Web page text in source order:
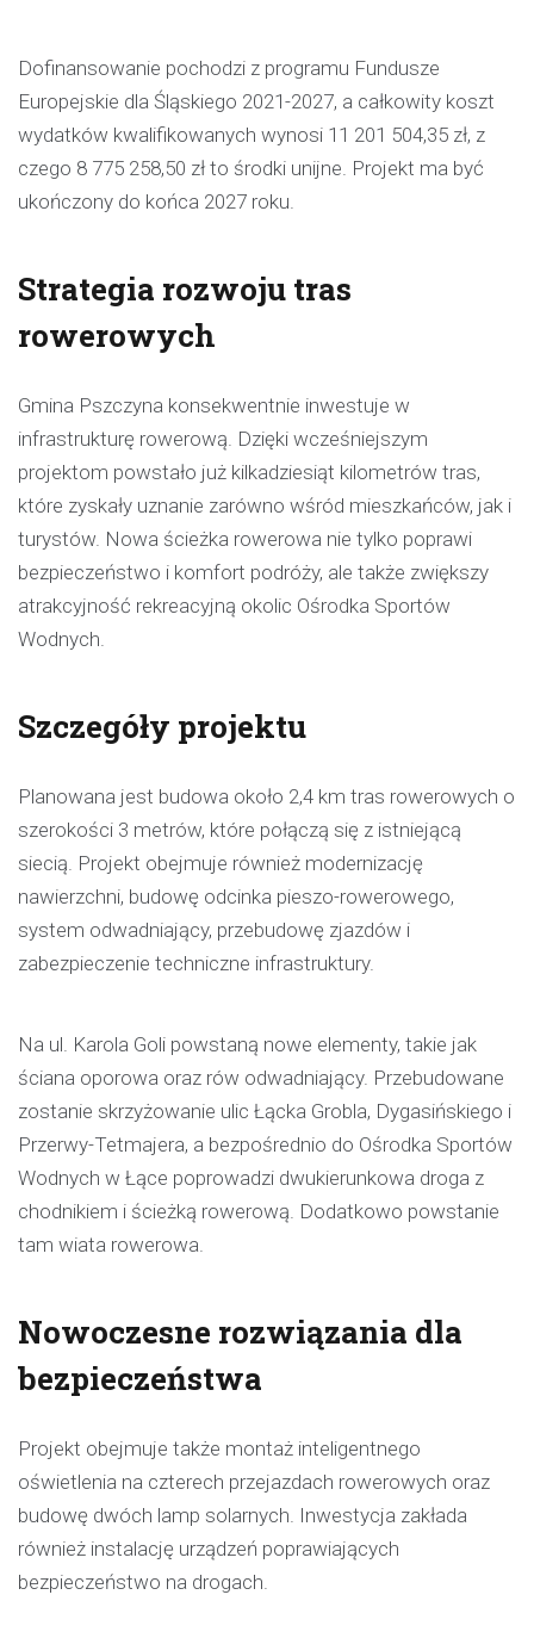
Dofinansowanie pochodzi z programu Fundusze
Europejskie dla Śląskiego 2021-2027, a całkowity koszt
wydatków kwalifikowanych wynosi 11 201 504,35 zł, z
czego 8 775 258,50 zł to środki unijne. Projekt ma być
ukończony do końca 2027 roku.
Strategia rozwoju tras
rowerowych
Gmina Pszczyna konsekwentnie inwestuje w
infrastrukturę rowerową. Dzięki wcześniejszym
projektom powstało już kilkadziesiąt kilometrów tras,
które zyskały uznanie zarówno wśród mieszkańców, jak i
turystów. Nowa ścieżka rowerowa nie tylko poprawi
bezpieczeństwo i komfort podróży, ale także zwiększy
atrakcyjność rekreacyjną okolic Ośrodka Sportów
Wodnych.
Szczegóły projektu
Planowana jest budowa około 2,4 km tras rowerowych o
szerokości 3 metrów, które połączą się z istniejącą
siecią. Projekt obejmuje również modernizację
nawierzchni, budowę odcinka pieszo-rowerowego,
system odwadniający, przebudowę zjazdów i
zabezpieczenie techniczne infrastruktury.
Na ul. Karola Goli powstaną nowe elementy, takie jak
ściana oporowa oraz rów odwadniający. Przebudowane
zostanie skrzyżowanie ulic Łącka Grobla, Dygasińskiego i
Przerwy-Tetmajera, a bezpośrednio do Ośrodka Sportów
Wodnych w Łące poprowadzi dwukierunkowa droga z
chodnikiem i ścieżką rowerową. Dodatkowo powstanie
tam wiata rowerowa.
Nowoczesne rozwiązania dla
bezpieczeństwa
Projekt obejmuje także montaż inteligentnego
oświetlenia na czterech przejazdach rowerowych oraz
budowę dwóch lamp solarnych. Inwestycja zakłada
również instalację urządzeń poprawiających
bezpieczeństwo na drogach.